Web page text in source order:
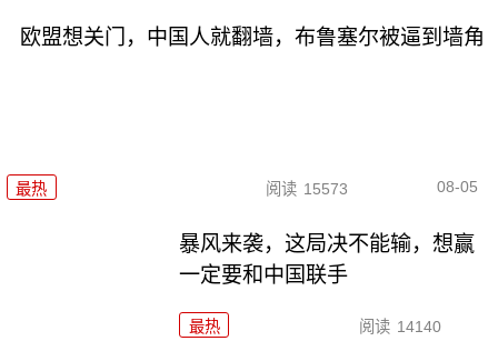
欧盟想关门，中国人就翻墙，布鲁塞尔被逼到墙角
最热 阅读 15573 08-05
暴风来袭，这局决不能输，想赢
一定要和中国联手
最热 阅读 14140